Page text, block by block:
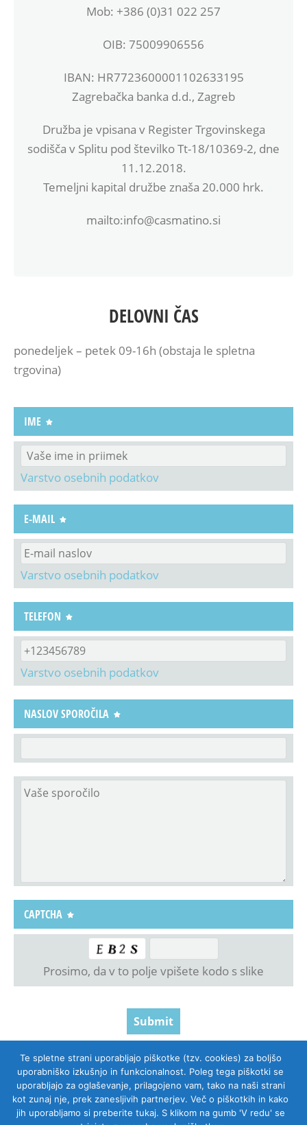
Mob: +386 (0)31 022 257
OIB: 75009906556
IBAN: HR7723600001102633195
Zagrebačka banka d.d., Zagreb
Družba je vpisana v Register Trgovinskega
sodišča v Splitu pod številko Tt-18/10369-2, dne
11.12.2018.
Temeljni kapital družbe znaša 20.000 hrk.
mailto:info@casmatino.si
DELOVNI ČAS
ponedeljek – petek 09-16h (obstaja le spletna
trgovina)
IME
Varstvo osebnih podatkov
E-MAIL
Varstvo osebnih podatkov
TELEFON
Varstvo osebnih podatkov
NASLOV SPOROČILA
CAPTCHA
Prosimo, da v to polje vpišete kodo s slike
KONTAKTIRAJTE NAS
KUPITE ONLINE
Te spletne strani uporabljajo piškotke (tzv. cookies) za boljšo
uporabniško izkušnjo in funkcionalnost. Poleg tega piškotki se
uporabljajo za oglaševanje, prilagojeno vam, tako na naši strani
kot zunaj nje, prek zanesljivih partnerjev. Več o piškotkih in kako
jih uporabljamo si preberite tukaj. S klikom na gumb 'V redu' se